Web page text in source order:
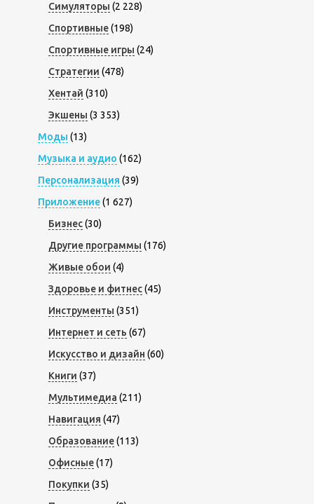
Симуляторы (2 228)
Спортивные(198)
Спортивные игры (24)
Стратегии (478)
Хентай (310)
Экшены (3 353)
Моды (13)
Музыка и аудио (162)
Персонализация (39)
Приложение(1 627)
Бизнес(30)
Другие программы (176)
Живые обои (4)
Здоровье и фитнес(45)
Инструменты (351)
Интернет и сеть (67)
Искусство и дизайн (60)
Книги (37)
Мультимедиа (211)
Навигация (47)
Образование(113)
Офисные(17)
Покупки (35)